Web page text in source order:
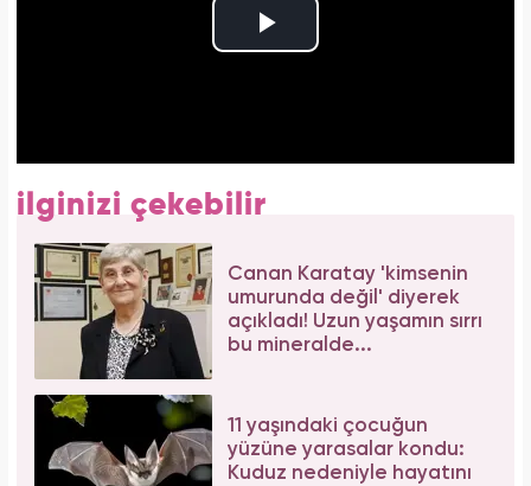
ilginizi çekebilir
Canan Karatay 'kimsenin
umurunda değil' diyerek
açıkladı! Uzun yaşamın sırrı
bu mineralde...
11 yaşındaki çocuğun
yüzüne yarasalar kondu:
Kuduz nedeniyle hayatını